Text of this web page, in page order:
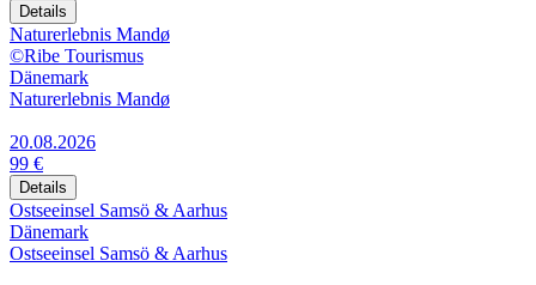
Details
Naturerlebnis Mandø
©Ribe Tourismus
Dänemark
Naturerlebnis Mandø
20.08.2026
99 €
Details
Ostseeinsel Samsö & Aarhus
Dänemark
Ostseeinsel Samsö & Aarhus